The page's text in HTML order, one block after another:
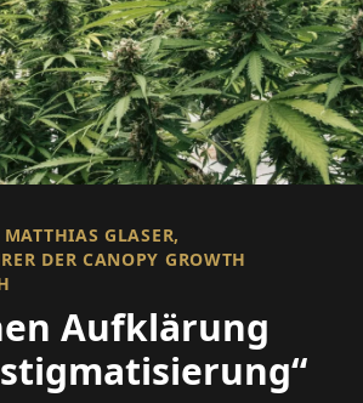
GLASER,
DER CANOPY GROWTH
Aufklärung